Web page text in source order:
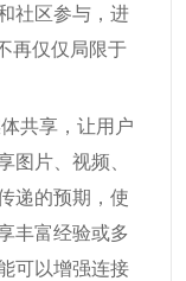
社区参与，进
再仅仅局限于
共享，让用户
图片、视频、
递的预期，使
丰富经验或多
可以增强连接